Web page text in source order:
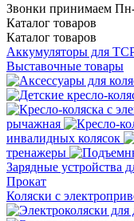
Звонки принимаем
Каталог товаров
Каталог товаров
Аккумуляторы для
Выставочные товары
рычажная
инвалидных колясок
тренажеры
Зарядные устройства
Прокат
Коляски с